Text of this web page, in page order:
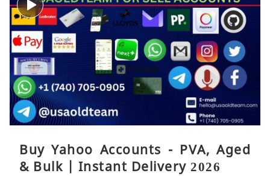
Buy Yahoo Accounts - PVA, Aged
& Bulk | Instant Delivery 2026